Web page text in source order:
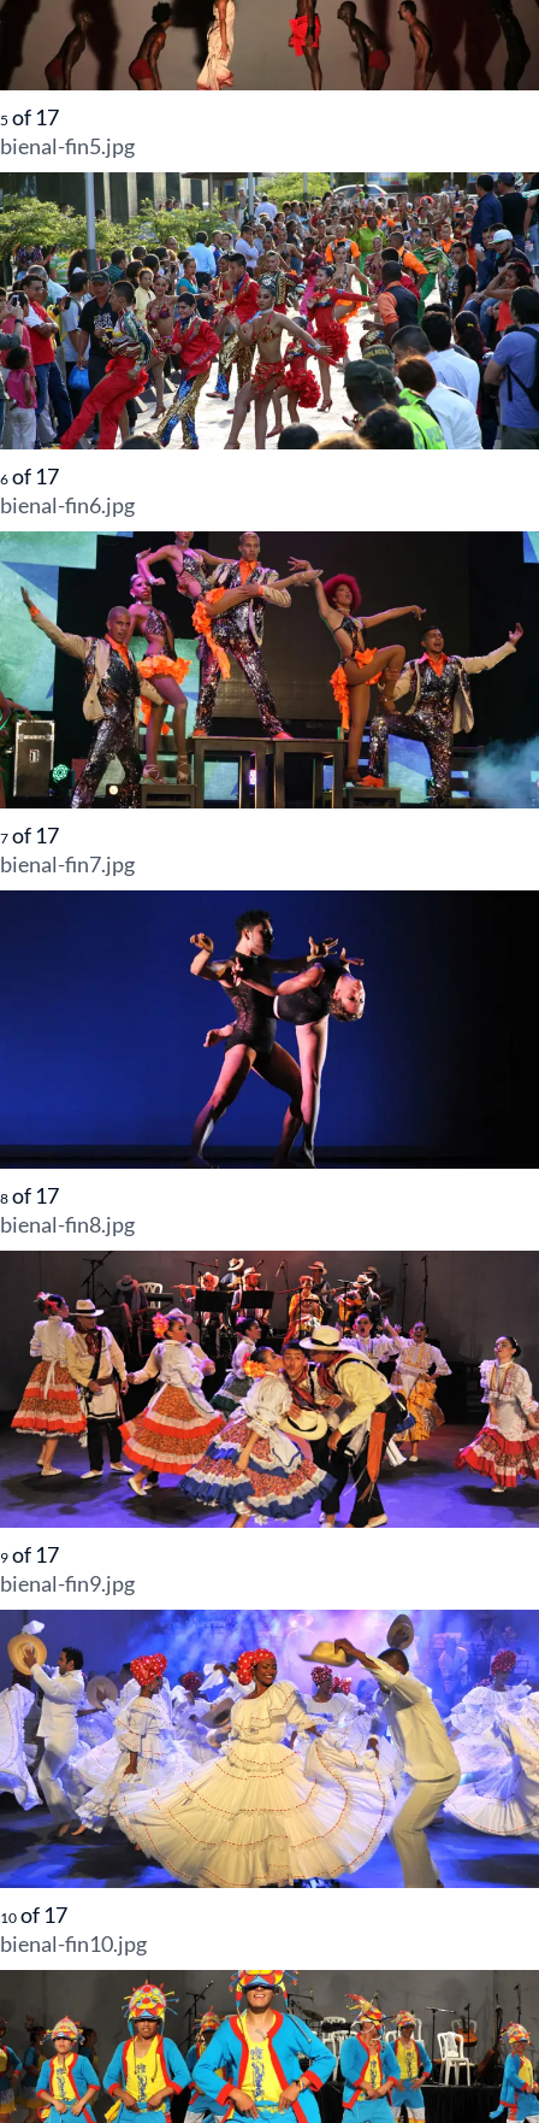
5 of 17
bienal-fin5.jpg
6 of 17
bienal-fin6.jpg
7 of 17
bienal-fin7.jpg
8 of 17
bienal-fin8.jpg
9 of 17
bienal-fin9.jpg
10 of 17
bienal-fin10.jpg